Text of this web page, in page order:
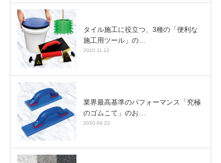
タイル施工に役立つ、3種の「便利な
施工用ツール」の…
2020.11.12
業界最高基準のパフォーマンス「究極
のゴムこて」のお…
2020.04.22